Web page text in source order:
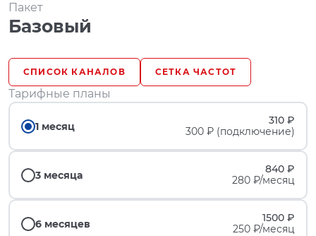
Пакет
Базовый
СПИСОК КАНАЛОВ СЕТКА ЧАСТОТ
Тарифные планы
1 месяц
310 ₽
300 ₽ (подключение)
3 месяца
840 ₽
280 ₽/месяц
6 месяцев
1500 ₽
250 ₽/месяц